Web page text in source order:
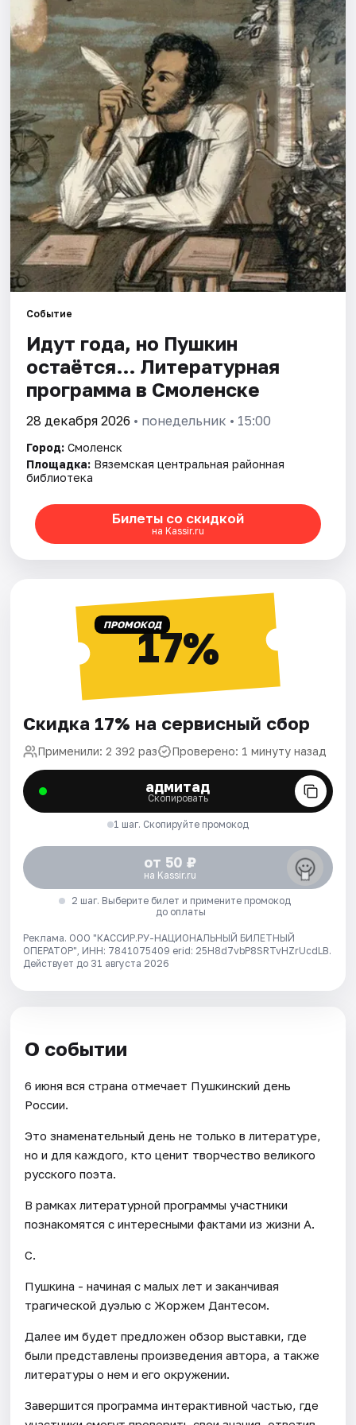
Города
Площадки
Артисты
Рейтинги
Событие
Идут года, но Пушкин
остаётся… Литературная
программа в Смоленске
28 декабря 2026 • понедельник • 15:00
Город: Смоленск
Площадка: Вяземская центральная районная
библиотека
Билеты со скидкой
на Kassir.ru
ПРОМОКОД17%
Скидка 17% на сервисный сбор
Применили: 2 392 раз Проверено: 1 минуту назад
адмитад
Скопировать
1 шаг. Скопируйте промокод
от 50 ₽
на Kassir.ru
2 шаг. Выберите билет и примените промокод
до оплаты
Реклама. ООО "КАССИР.РУ-НАЦИОНАЛЬНЫЙ БИЛЕТНЫЙ
ОПЕРАТОР", ИНН: 7841075409 erid: 25H8d7vbP8SRTvHZrUcdLB.
Действует до 31 августа 2026
О событии
6 июня вся страна отмечает Пушкинский день
России.
Это знаменательный день не только в литературе,
но и для каждого, кто ценит творчество великого
русского поэта.
В рамках литературной программы участники
познакомятся с интересными фактами из жизни А.
С.
Пушкина - начиная с малых лет и заканчивая
трагической дуэлью с Жоржем Дантесом.
Далее им будет предложен обзор выставки, где
были представлены произведения автора, а также
литературы о нем и его окружении.
Завершится программа интерактивной частью, где